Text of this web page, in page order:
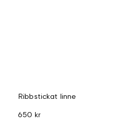
Ribbstickat linne
650 kr